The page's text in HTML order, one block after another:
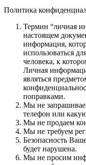
Политика
Термин “личная
настоящем
информация,
использоваться
человека, к
Личная
являться
поправками.
Мы не
телефон или
Мы не продаем
Мы не требуем
Безопасность
будет нарушена.
Мы не просим